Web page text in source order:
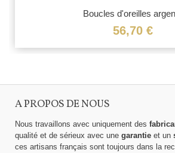
Boucles d'oreilles
56,70 €
A PROPOS DE NOUS
Nous travaillons avec uniquement des
qualité et de sérieux avec une garantie et un
ces artisans français sont toujours dans la